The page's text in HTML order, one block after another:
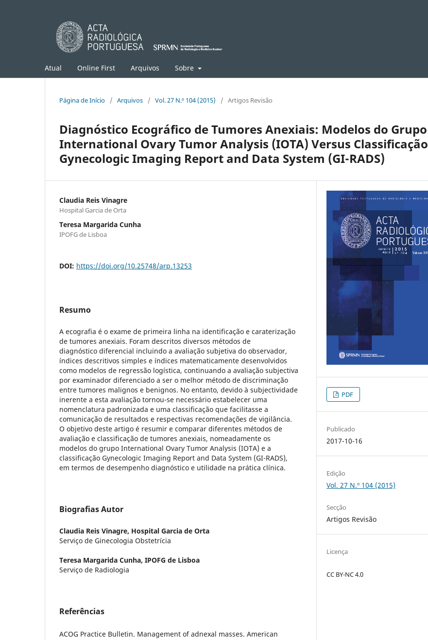
Atual Online First Arquivos Sobre
Página de Início / Arquivos / Vol. 27 N.º 104 (2015) / Artigos Revisão
Diagnóstico Ecográfico de Tumores Anexiais: Modelos do Grupo
International Ovary Tumor Analysis (IOTA) Versus Classificação
Gynecologic Imaging Report and Data System (GI-RADS)
Claudia Reis Vinagre
Hospital Garcia de Orta
Teresa Margarida Cunha
IPOFG de Lisboa
DOI: https://doi.org/10.25748/arp.13253
Resumo
A ecografia é o exame de primeira linha na identificação e caraterização
de tumores anexiais. Foram descritos diversos métodos de
diagnóstico diferencial incluindo a avaliação subjetiva do observador,
índices descritivos simples e índices matematicamente desenvolvidos
como modelos de regressão logística, continuando a avaliação subjectiva
por examinador diferenciado a ser o melhor método de discriminação
entre tumores malignos e benignos. No entanto, devido à subjectividade
inerente a esta avaliação tornou-se necessário estabelecer uma
nomenclatura padronizada e uma classificação que facilitasse a
comunicação de resultados e respectivas recomendações de vigilância.
O objetivo deste artigo é resumir e comparar diferentes métodos de
avaliação e classificação de tumores anexiais, nomeadamente os
modelos do grupo International Ovary Tumor Analysis (IOTA) e a
classificação Gynecologic Imaging Report and Data System (GI-RADS),
em termos de desempenho diagnóstico e utilidade na prática clínica.
Biografias Autor
Claudia Reis Vinagre, Hospital Garcia de Orta
Serviço de Ginecologia Obstetrícia
Teresa Margarida Cunha, IPOFG de Lisboa
Serviço de Radiologia
Referências
ACOG Practice Bulletin. Management of adnexal masses. American
PDF
Publicado
2017-10-16
Edição
Vol. 27 N.º 104 (2015)
Secção
Artigos Revisão
Licença
CC BY-NC 4.0